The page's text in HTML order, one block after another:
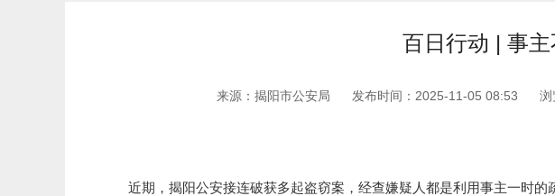
百日行动 | 事
来源：揭阳市公安局 发布时间：2025-11-05 08:53 浏
近期，揭阳公安接连破获多起盗窃案，经查嫌疑人都是利用事主一时的